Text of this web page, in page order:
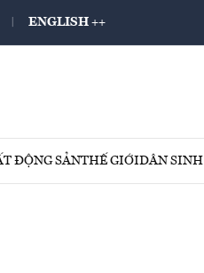
ENGLISH ++
ĐỘNG SẢNTHẾ GIỚIDÂN SINH